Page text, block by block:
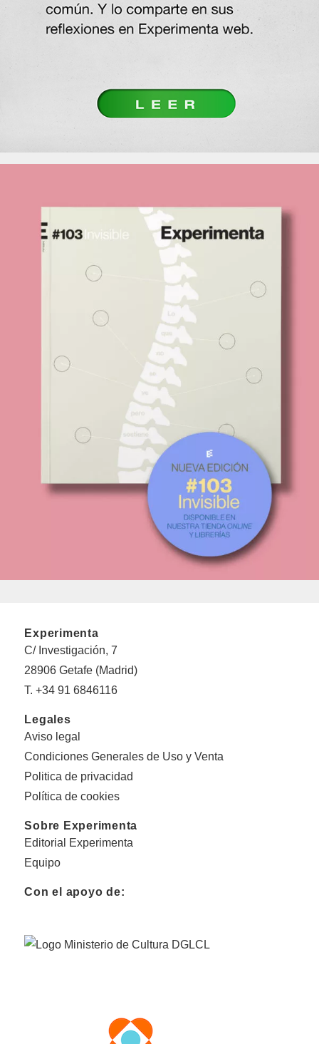
Experimenta
C/ Investigación, 7
28906 Getafe (Madrid)
T. +34 91 6846116
Legales
Aviso legal
Condiciones Generales de Uso y Venta
Politica de privacidad
Política de cookies
Sobre Experimenta
Editorial Experimenta
Equipo
Con el apoyo de: